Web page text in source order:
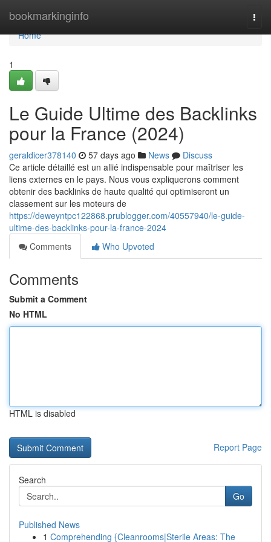
bookmarkinginfo
Home
Home
1
Le Guide Ultime des Backlinks
pour la France (2024)
geraldicer378140 57 days ago News
Discuss
Ce article détaillé est un allié indispensable pour maîtriser les
liens externes en le pays. Nous vous expliquerons comment
obtenir des backlinks de haute qualité qui optimiseront un
classement sur les moteurs de
https://deweyntpc122868.prublogger.com/40557940/le-guide-
ultime-des-backlinks-pour-la-france-2024
Comments
Who Upvoted
Comments
Submit a Comment
No HTML
HTML is disabled
Report Page
Search
Go
Published News
1 Comprehending {Cleanrooms|Sterile Areas: The